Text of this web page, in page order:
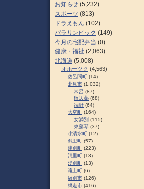
お知らせ (5,232)
スポーツ (813)
ドラえもん (102)
パラリンピック (149)
今月の宅配弁当 (0)
健康・福祉 (2,063)
北海道 (5,008)
オホーツク (4,563)
佐呂間町 (14)
北見市 (1,032)
常呂 (87)
留辺蘂 (68)
端野 (64)
大空町 (164)
女満別 (115)
東藻琴 (37)
小清水町 (12)
斜里町 (57)
津別町 (223)
清里町 (13)
湧別町 (13)
滝上町 (6)
紋別市 (126)
網走市 (416)